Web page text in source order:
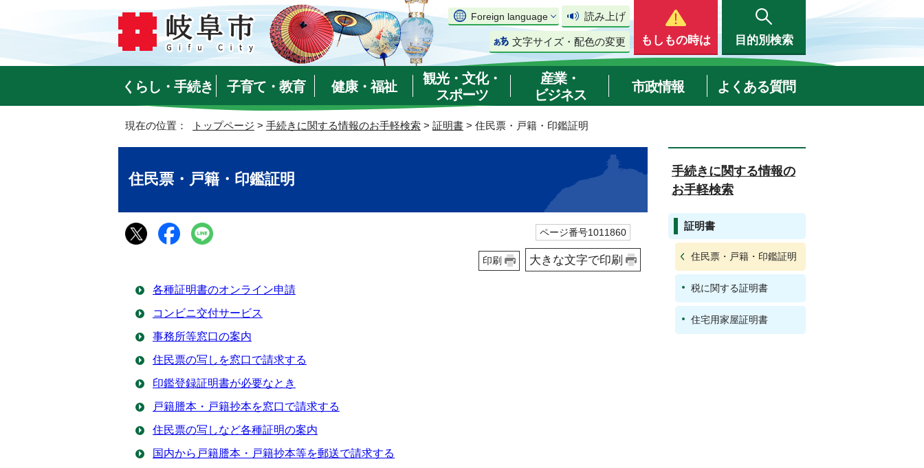
Foreign language 読み上げ
文字サイズ・配色の変更 もしもの時は 目的別検索
くらし・手続き 子育て・教育 健康・福祉
観光・文化・
スポーツ
産業・
ビジネス
市政情報 よくある質問
現在の位置： トップページ > 手続きに関する情報のお手軽検索 > 証明書 > 住民票・戸籍・印鑑証明
住民票・戸籍・印鑑証明
ページ番号1011860
印刷 大きな文字で印刷
各種証明書のオンライン申請
コンビニ交付サービス
事務所等窓口の案内
住民票の写しを窓口で請求する
印鑑登録証明書が必要なとき
戸籍謄本・戸籍抄本を窓口で請求する
住民票の写しなど各種証明の案内
国内から戸籍謄本・戸籍抄本等を郵送で請求する
手続きに関する情報の
お手軽検索
証明書
住民票・戸籍・印鑑証明
税に関する証明書
住宅用家屋証明書